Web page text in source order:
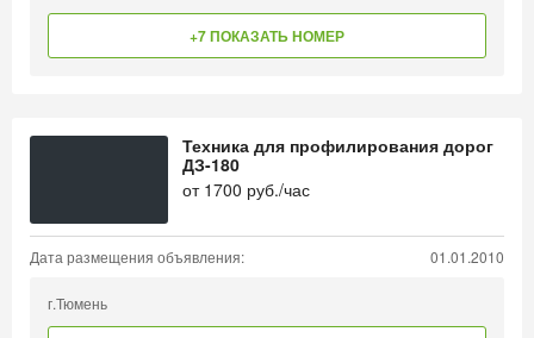
+7 ПОКАЗАТЬ НОМЕР
Техника для профилирования дорог
ДЗ-180
от 1700 руб./час
Дата размещения объявления: 01.01.2010
г.Тюмень